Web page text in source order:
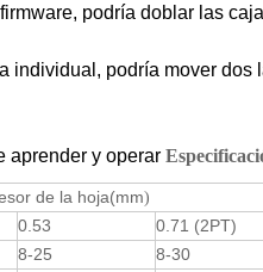
podría doblar las
individual, podría mover
aprender y operar
la hoja(mm)
0.53 0.71 (2PT)
8-25 8-30